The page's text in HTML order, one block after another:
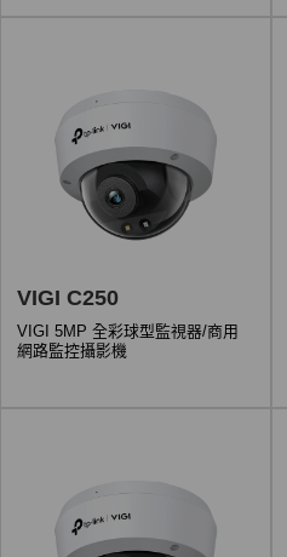
VIGI C250
VIGI 5MP 全彩球型監視器/商用
網路監控攝影機